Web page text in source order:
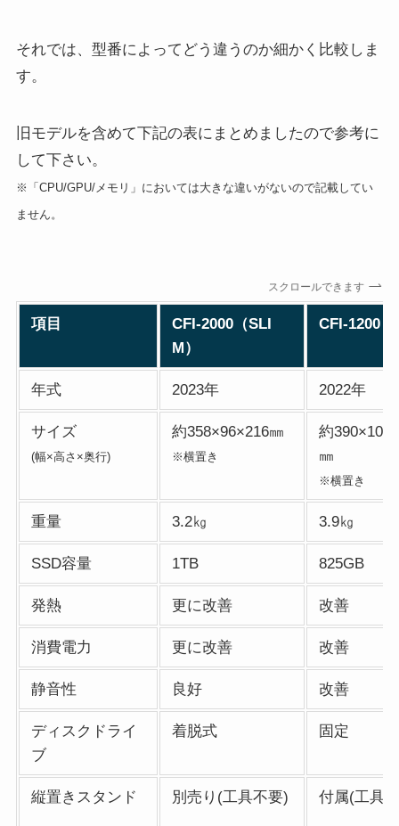
それでは、型番によってどう違うのか細かく比較しま
す。
旧モデルを含めて下記の表にまとめましたので参考に
して下さい。
※「CPU/GPU/メモリ」においては大きな違いがないので記載してい
ません。
スクロールできます
項目
CFI-2000（SLI
M）
CFI-1200
年式 2023年 2022年
サイズ
(幅×高さ×奥行)
約358×96×216㎜
※横置き
約
㎜
※横置き
重量 3.2㎏ 3.9㎏
SSD容量 1TB 825GB
発熱 更に改善 改善
消費電力 更に改善 改善
静音性 良好 改善
ディスクドライ
ブ
着脱式 固定
縦置きスタンド 別売り(工具不要) 付属(工具